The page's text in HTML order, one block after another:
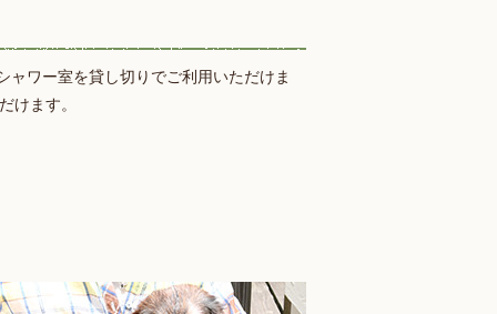
ャワー室を貸し切りでご利用いただけま
けます。